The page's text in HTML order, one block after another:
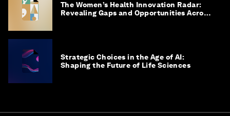
The Women’s Health Innovation Radar:
Revealing Gaps and Opportunities Across
Strategic Choices in the Age of AI:
Shaping the Future of Life Sciences